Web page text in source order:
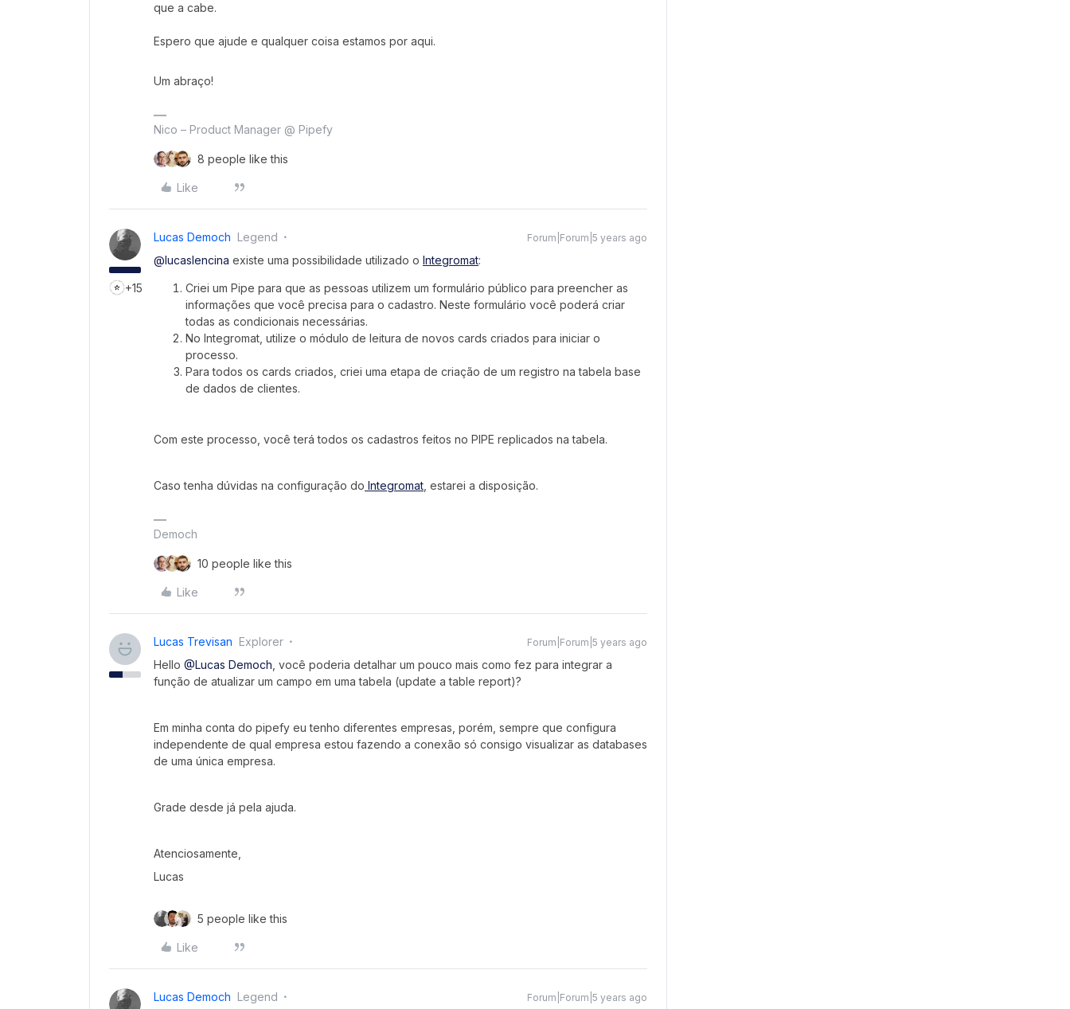
que a cabe.
Espero que ajude e qualquer coisa estamos por aqui.
Um abraço!​​​​​​
Nico – Product Manager @ Pipefy
8 people like this
Like
+15
Lucas Democh Legend Forum|Forum|5 years ago
@lucaslencina existe uma possibilidade utilizado o Integromat:
Criei um Pipe para que as pessoas utilizem um formulário público para preencher as
informações que você precisa para o cadastro. Neste formulário você poderá criar
todas as condicionais necessárias.
No Integromat, utilize o módulo de leitura de novos cards criados para iniciar o
processo.
Para todos os cards criados, criei uma etapa de criação de um registro na tabela base
de dados de clientes.
Com este processo, você terá todos os cadastros feitos no PIPE replicados na tabela.
Caso tenha dúvidas na configuração do Integromat , estarei a disposição.
Democh
10 people like this
Like
Lucas Trevisan Explorer Forum|Forum|5 years ago
Hello @Lucas Democh , você poderia detalhar um pouco mais como fez para integrar a
função de atualizar um campo em uma tabela (update a table report)?
Em minha conta do pipefy eu tenho diferentes empresas, porém, sempre que configura
independente de qual empresa estou fazendo a conexão só consigo visualizar as databases
de uma única empresa.
Grade desde já pela ajuda.
Atenciosamente,
Lucas
5 people like this
Like
Lucas Democh Legend Forum|Forum|5 years ago